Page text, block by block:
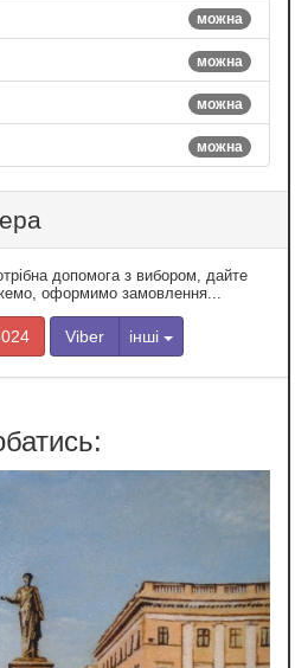
можна
можна
можна
можна
допомога з вибором, дайте
оформимо замовлення...
Viber інші